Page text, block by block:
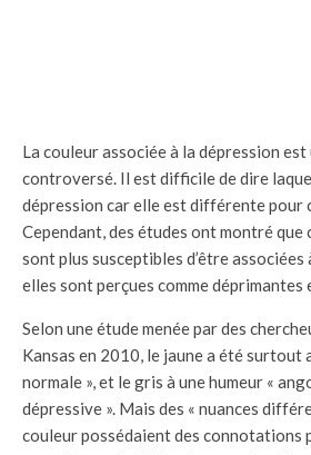
La couleur associée à la dépression
controversé. Il est difficile de dire
dépression car elle est différente pour
Cependant, des études ont montré que
sont plus susceptibles d’être associées
elles sont perçues comme
Selon une étude menée par des
Kansas en 2010, le jaune a été surtout
normale », et le gris à une humeur «
dépressive ». Mais des « nuances
couleur possédaient des connotations